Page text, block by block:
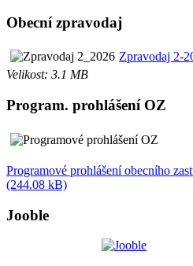
Obecní zpravodaj
Zpravodaj 2-
Velikost: 3.1 MB
Program. prohlášení OZ
Programové prohlášení obecního
(244.08 kB)
Jooble